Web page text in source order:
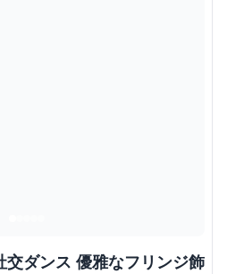
ダンス 優雅なフリンジ飾